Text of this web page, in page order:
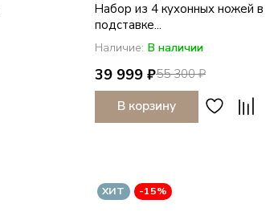
Набор из 4 кухонных ножей в
подставке...
Наличие: В наличии
55 300 ₽
39 999 ₽
В корзину
ХИТ -15%